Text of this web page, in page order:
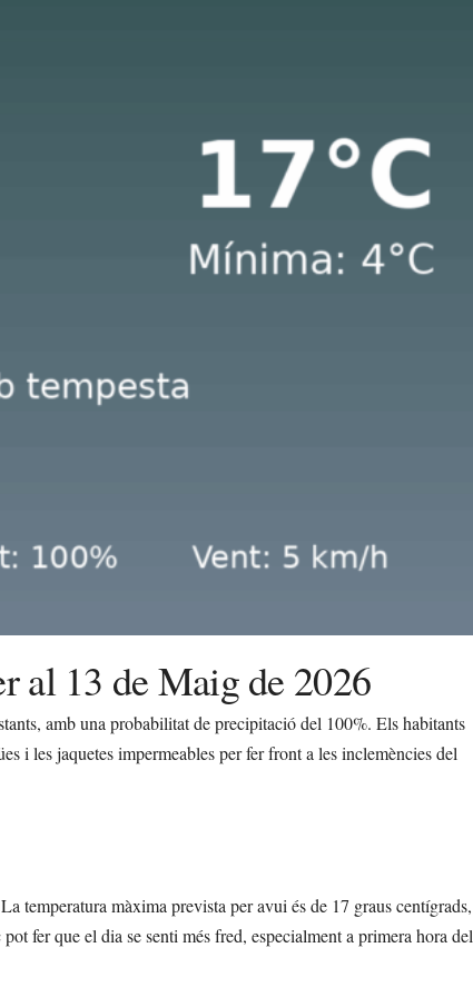
al 13 de Maig de 2026
amb una probabilitat de precipitació del 100%. Els habitants
i les jaquetes impermeables per fer front a les inclemències del
temperatura màxima prevista per avui és de 17 graus centígrads,
fer que el dia se senti més fred, especialment a primera hora del